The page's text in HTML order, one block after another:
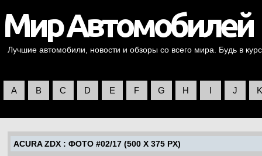
Лучшие автомобили, новости и обзоры со всего мира. Будь в
A B C D E F G H I J K
ACURA ZDX : ФОТО #02/17 (500 X 375 PX)